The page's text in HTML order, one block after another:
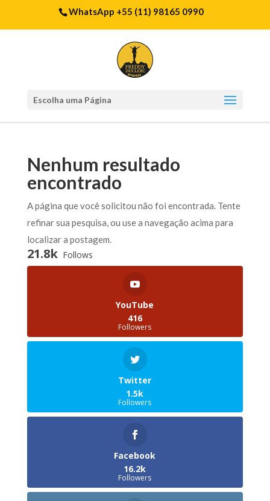
WhatsApp +55 (11) 98165 0990
Escolha uma Página
Nenhum resultado
encontrado
A página que você solicitou não foi encontrada. Tente
refinar sua pesquisa, ou use a navegação acima para
localizar a postagem.
21.8k Follows
YouTube
416
Followers
Twitter
1.5k
Followers
Facebook
16.2k
Followers